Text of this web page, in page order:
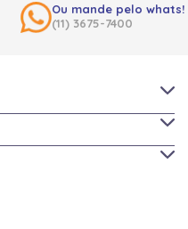
Ou mande pelo whats!
(11) 3675-7400